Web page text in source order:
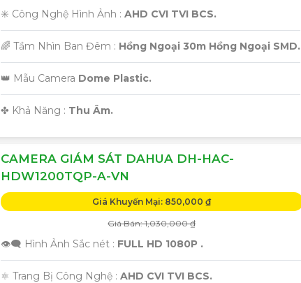
✳️ Công Nghệ Hình Ảnh : AHD CVI TVI BCS.
🌈 Tầm Nhìn Ban Đêm : Hồng Ngoại 30m Hồng Ngoại SMD.
👑 Mẫu Camera Dome Plastic.
️✤ Khả Năng : Thu Âm.
CAMERA GIÁM SÁT DAHUA DH-HAC-
HDW1200TQP-A-VN
Giá Khuyến Mại: 850,000 ₫
Giá Bán: 1,030,000 ₫
👁️‍🗨 Hình Ảnh Sắc nét : FULL HD 1080P .
⚛️ Trang Bị Công Nghệ : AHD CVI TVI BCS.